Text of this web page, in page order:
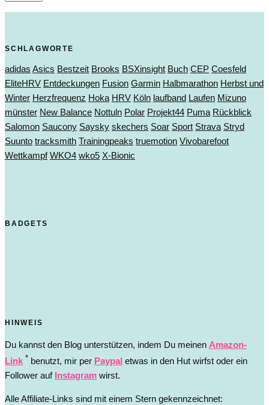
SCHLAGWORTE
adidas Asics Bestzeit Brooks BSXinsight Buch CEP Coesfeld
EliteHRV Entdeckungen Fusion Garmin Halbmarathon Herbst und
Winter Herzfrequenz Hoka HRV Köln laufband Laufen Mizuno
münster New Balance Nottuln Polar Projekt44 Puma Rückblick
Salomon Saucony Saysky skechers Soar Sport Strava Stryd
Suunto tracksmith Trainingpeaks truemotion Vivobarefoot
Wettkampf WKO4 wko5 X-Bionic
BADGETS
HINWEIS
Du kannst den Blog unterstützen, indem Du meinen Amazon-
Link * benutzt, mir per Paypal etwas in den Hut wirfst oder ein
Follower auf Instagram wirst.
Alle Affiliate-Links sind mit einem Stern gekennzeichnet: